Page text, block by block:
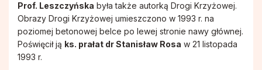
Prof. Leszczyńska była także autorką Drogi Krzyżowej.
Obrazy Drogi Krzyżowej umieszczono w 1993 r. na
poziomej betonowej belce po lewej stronie nawy głównej.
Poświęcił ją ks. prałat dr Stanisław Rosa w 21 listopada
1993 r.